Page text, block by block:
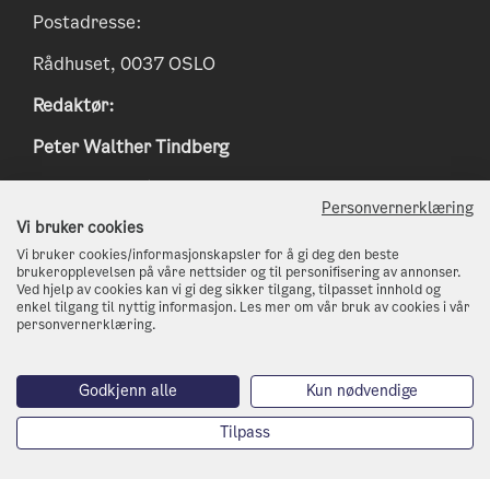
Postadresse:
Rådhuset, 0037 OSLO
Redaktør:
Peter Walther Tindberg
Epost:peter.tindberg@osloskolen.no
www.klimaoslo.no
postmottak@kli.oslo.kommune.no
http://www.oslo.kommune.no
Personvernerklæring
Vi bruker cookies
Vi bruker cookies/informasjonskapsler for å gi deg den beste
brukeropplevelsen på våre nettsider og til personifisering av annonser.
Ved hjelp av cookies kan vi gi deg sikker tilgang, tilpasset innhold og
enkel tilgang til nyttig informasjon. Les mer om vår bruk av cookies i vår
personvernerklæring.
Godkjenn alle
Kun nødvendige
Tilpass